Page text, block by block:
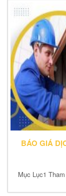
BÁO GIÁ
Mục Lục1